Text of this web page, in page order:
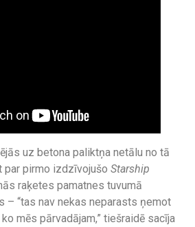
uz betona paliktņa netālu no tā
par pirmo izdzīvojušo Starship
raķetes pamatnes tuvumā
– “tas nav nekas neparasts ņemot
mēs pārvadājam,” tiešraidē sacīja